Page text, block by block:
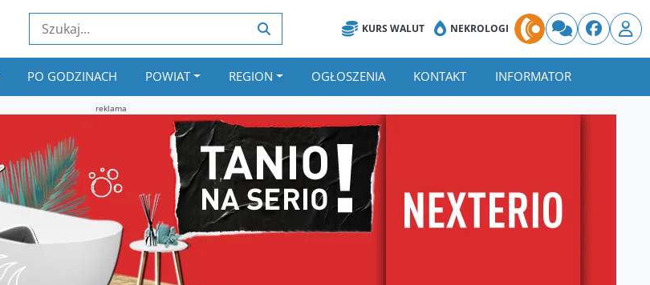
KURS WALUT NEKROLOGI
PO GODZINACH POWIAT REGION OGŁOSZENIA KONTAKT INFORMATOR
reklama